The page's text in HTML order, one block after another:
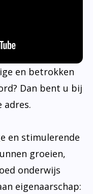
en betrokken
Dan bent u bij
adres.
en stimulerende
groeien,
onderwijs
eigenaarschap: